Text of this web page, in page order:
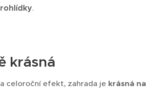
.
krásná
celoroční efekt, zahrada je krásná na